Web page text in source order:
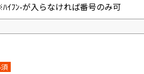
ﾌﾝ-が入らなければ番号のみ可